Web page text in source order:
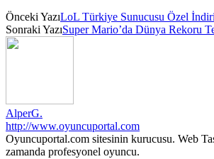
Önceki YazıLoL Türkiye Sunucusu Özel
Sonraki YazıSuper Mario’da Dünya Rekoru
AlperG.
http://www.oyuncuportal.com
Oyuncuportal.com sitesinin kurucusu. Web
zamanda profesyonel oyuncu.